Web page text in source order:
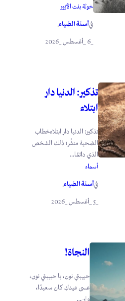
خولة بنت الأزور
فيأسنة الضياء.
تذكير: الدنيا دار
ابتلاء
تذكير: الدنيا دار ابتلاءخطاب
الضحية منفِّر؛ ذلك الشخص
الذي دائمًا...
أسماء
فيأسنة الضياء.
_5 _أغسطس _2026
النجاة!
حبيبتي نون، يا حبيبتي نون،
عسى عيدكِ كان سعيدًا،
وإن...